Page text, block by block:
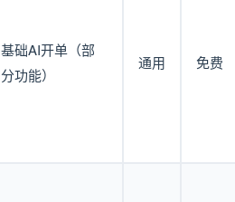
基础AI开单（部
分功能）
通用 免费